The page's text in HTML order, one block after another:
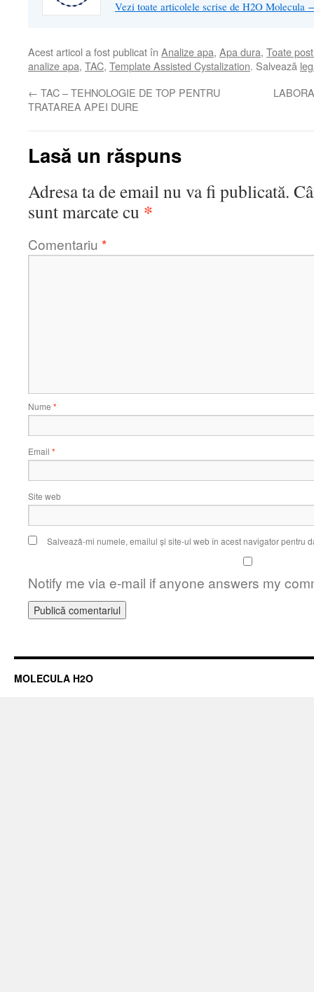
Vezi toate articolele scrise de H2O Molecula
Acest articol a fost publicat în Analize apa, Apa dura, Toate
analize apa, TAC, Template Assisted Cystalization. Salvează
← TAC – TEHNOLOGIE DE TOP PENTRU
TRATAREA APEI DURE
Lasă un răspuns
Adresa ta de email nu va fi publicată.
sunt marcate cu *
Comentariu *
Nume *
Email *
Site web
Salvează-mi numele, emailul și site-ul web în acest navigator pentru
Notify me via e-mail if anyone answers my
MOLECULA H2O